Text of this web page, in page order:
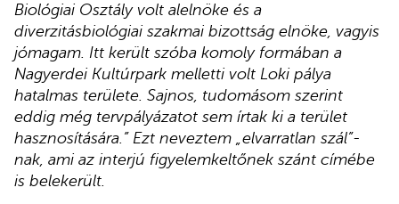
Biológiai Osztály volt alelnöke és a
diverzitásbiológiai szakmai bizottság elnöke, vagyis
jómagam. Itt került szóba komoly formában a
Nagyerdei Kultúrpark melletti volt Loki pálya
hatalmas területe. Sajnos, tudomásom szerint
eddig még tervpályázatot sem írtak ki a terület
hasznosítására.” Ezt neveztem „elvarratlan szál”-
nak, ami az interjú figyelemkeltőnek szánt címébe
is belekerült.